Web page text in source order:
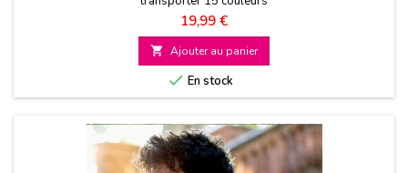
Prix
19,99 €
 Ajouter au panier
 En stock